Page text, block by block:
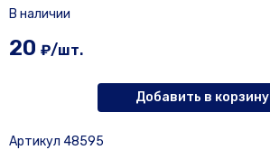
В наличии
20 ₽/шт.
Добавить в корзину
Артикул 48595